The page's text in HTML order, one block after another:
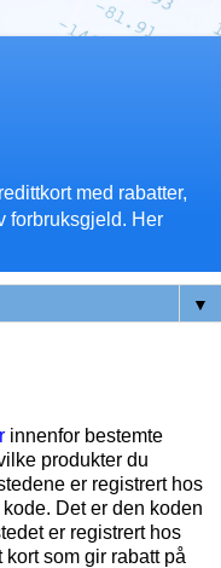
med rabatter,
forbruksgjeld. Her
▼
innenfor bestemte
produkter du
er registrert hos
Det er den koden
er registrert hos
som gir rabatt på